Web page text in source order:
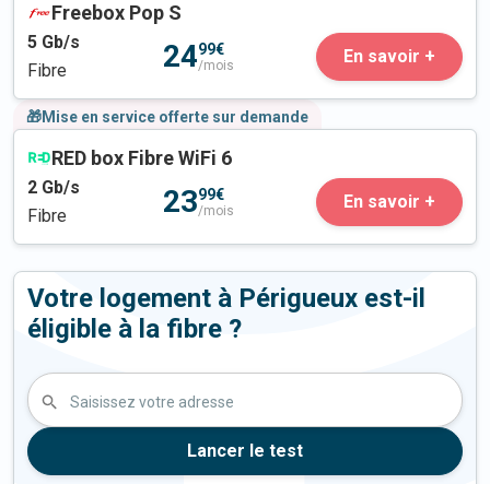
Freebox Pop S
5 Gb/s
Fibre
2499€
/mois En savoir +
🎁Mise en service offerte sur demande
RED box Fibre WiFi 6
2 Gb/s
Fibre
2399€
/mois En savoir +
Votre logement à Périgueux est-il
éligible à la fibre ?
Saisissez votre adresse
Lancer le test